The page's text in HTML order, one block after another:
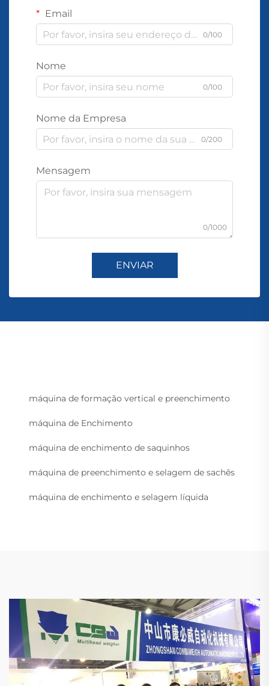
Email
0/100
Nome
0/100
Nome da Empresa
0/200
Mensagem
0/1000
ENVIAR
máquina de formação vertical e preenchimento
máquina de Enchimento
máquina de enchimento de saquinhos
máquina de preenchimento e selagem de sachês
máquina de enchimento e selagem líquida